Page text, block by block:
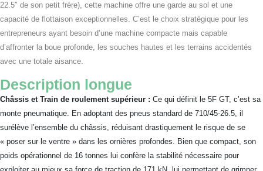
22.5″ de son petit frère), cette machine offre une garde au sol et une
capacité de flottaison exceptionnelles. C’est le choix stratégique pour les
entrepreneurs ayant besoin d’une machine compacte mais capable
d’affronter la boue profonde, les souches hautes et les terrains accidentés
avec une totale aisance.
Description longue
Châssis et Train de roulement supérieur : Ce qui définit le 5F GT, c’est sa
monte pneumatique. En adoptant des pneus standard de 710/45-26.5, il
surélève l’ensemble du châssis, réduisant drastiquement le risque de se
« poser sur le ventre » dans les ornières profondes. Bien que compact, son
poids opérationnel de 16 tonnes lui confère la stabilité nécessaire pour